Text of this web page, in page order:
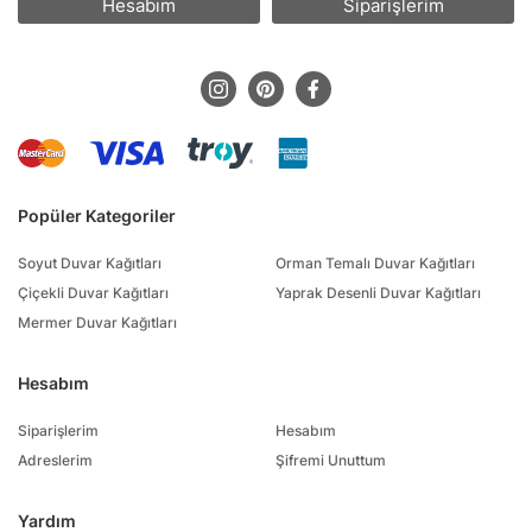
Popüler Kategoriler
Soyut Duvar Kağıtları
Çiçekli Duvar Kağıtları
Mermer Duvar Kağıtları
Orman Temalı Duvar Kağıtları
Yaprak Desenli Duvar Kağıtları
Hesabım
Siparişlerim
Adreslerim
Hesabım
Şifremi Unuttum
Yardım
Hesabım Siparişlerim